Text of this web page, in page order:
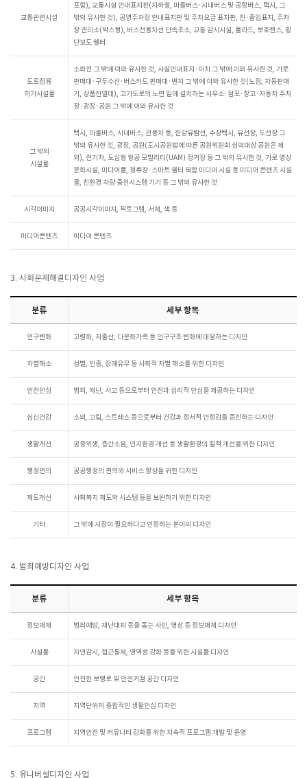
교통관련시설
포함), 교통시설 안내표지판(지하철, 마을버스·시내버스 및 공항버스, 택시, 그
밖의 유사한 것), 공영주차장 안내표지판 및 주차요금 표지판, 진·출입표지, 주차
장 관리소(박스형), 버스전용차선 단속초소, 교통 감시시설, 볼라드, 보호펜스, 횡
단보도 쉘터
도로점용
허가시설물
소화전 그 밖에 이와 유사한 것, 사설안내표지·아치 그 밖에 이와 유사한 것, 가로
판매대·구두수선·버스카드 판매대·벤치 그 밖에 이와 유사한 것(노점, 자동판매
기, 상품진열대), 고가도로의 노면 밑에 설치하는 사무소·점포·창고·자동차 주차
장·광장·공원 그 밖에 이와 유사한 것
그 밖의
시설물
택시, 마을버스, 시내버스, 관용차 등, 한강유람선, 수상택시, 유선장, 도선장 그
밖의 유사한 것, 광장, 공원(도시공원법에 따른 공원위원회 심의대상 공원은 제
외), 전기차, 도심형 항공 모빌리티(UAM) 정거장 등 그 밖의 유사한 것, 가로 영상
문화시설, 미디어폴, 정류장·스마트 쉘터 복합 미디어 시설 등 미디어 콘텐츠 시설
물, 친환경 차량 충전시스템 기기 등 그 밖의 유사한 것
시각이미지 공공시각이미지, 픽토그램, 서체, 색 등
미디어콘텐츠 미디어 콘텐츠
3. 사회문제해결디자인 사업
분류 세부 항목
인구변화 고령화, 저출산, 다문화가족 등 인구구조 변화에 대응하는 디자인
차별해소 성별, 인종, 장애유무 등 사회적 차별 해소를 위한 디자인
안전안심 범죄, 재난, 사고 등으로부터 안전과 심리적 안심을 제공하는 디자인
심신건강 소외, 고립, 스트레스 등으로부터 건강과 정서적 안정감을 증진하는 디자인
생활개선 공중위생, 층간소음, 인지환경 개선 등 생활환경의 질적 개선을 위한 디자인
행정편의 공공행정의 편의와 서비스 향상을 위한 디자인
제도개선 사회복지 제도와 시스템 등을 보완하기 위한 디자인
기타 그 밖에 시장이 필요하다고 인정하는 분야의 디자인
4. 범죄예방디자인 사업
분류 세부 항목
정보매체 범죄예방, 재난대피 등을 돕는 사인, 영상 등 정보매체 디자인
시설물 자연감시, 접근통제, 영역성 강화 등을 위한 시설물 디자인
공간 안전한 보행로 및 안전거점 공간 디자인
지역 지역단위의 종합적인 생활안심 디자인
프로그램 지역안전 및 커뮤니티 강화를 위한 지속적 프로그램 개발 및 운영
5. 유니버설디자인 사업